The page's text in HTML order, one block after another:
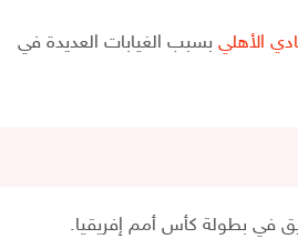
الأهلي بسبب الغيابات العديدة في